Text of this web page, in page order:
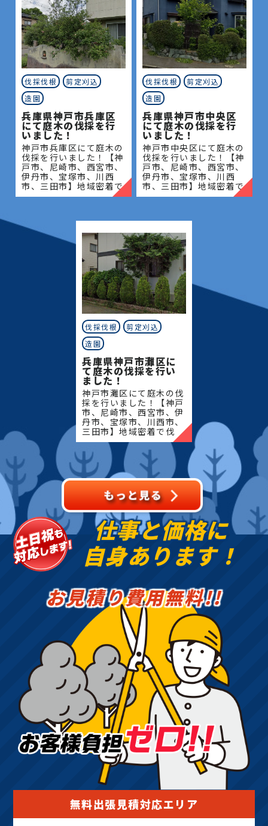
伐採伐根
剪定刈込
造園
兵庫県神戸市兵庫区
にて庭木の伐採を行
いました！
神戸市兵庫区にて庭木の
伐採を行いました！【神
戸市、尼崎市、西宮市、
伊丹市、宝塚市、川西
市、三田市】地域密着で
伐採・抜根・剪定・草刈
当社にご相談ください！
当社
伐採伐根
剪定刈込
造園
兵庫県神戸市中央区
にて庭木の伐採を行
いました！
神戸市中央区にて庭木の
伐採を行いました！【神
戸市、尼崎市、西宮市、
伊丹市、宝塚市、川西
市、三田市】地域密着で
伐採・抜根・剪定・草刈
当社にご相談ください！
当社
伐採伐根
剪定刈込
造園
兵庫県神戸市灘区に
て庭木の伐採を行い
ました！
神戸市灘区にて庭木の伐
採を行いました！【神戸
市、尼崎市、西宮市、伊
丹市、宝塚市、川西市、
三田市】地域密着で伐
採・抜根・剪定・草刈り
などのお庭のこと、造
園・植木屋をお探しなら
当社にご相談ください！
当社で
仕事と価格に
自身あります！
お見積り費用無料!!
無料出張見積対応エリア